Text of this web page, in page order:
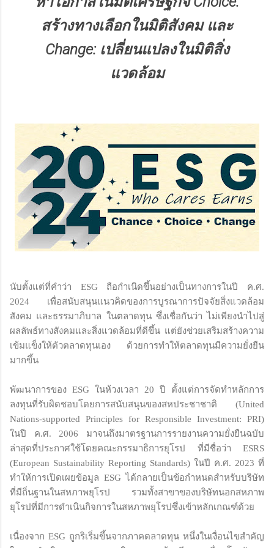
สร้างทางเลือกในมิติสังคม และ
Change: เปลี่ยนแปลงในมิติสิ่ง
แวดล้อม
นับตั้งแต่ที่คำว่า ESG ถือกำเนิดขึ้นอย่างเป็นทางการในปี ค.ศ.
2024 เพื่อสนับสนุนแนวคิดของการบูรณาการปัจจัยสิ่งแวดล้อม
สังคม และธรรมาภิบาล ในตลาดทุน ซึ่งเชื่อกันว่า ไม่เพียงนำไปสู่
ผลลัพธ์ทางสังคมและสิ่งแวดล้อมที่ดีขึ้น แต่ยังช่วยเสริมสร้างความ
เข้มแข็งให้ตัวตลาดทุนเอง ด้วยการทำให้ตลาดทุนมีความยั่งยืน
มากขึ้น
พัฒนาการของ ESG ในห้วงเวลา 20 ปี ตั้งแต่การจัดทำหลักการ
ลงทุนที่รับผิดชอบโดยการสนับสนุนของสหประชาชาติ (United
Nations-supported Principles for Responsible Investment: PRI)
ในปี ค.ศ. 2006 มาจนถึงมาตรฐานการรายงานความยั่งยืนฉบับ
ล่าสุดที่ประกาศใช้โดยคณะกรรมาธิการยุโรป ที่มีชื่อว่า ESRS
(European Sustainability Reporting Standards) ในปี ค.ศ. 2023 ที่
ทำให้การเปิดเผยข้อมูล ESG ได้กลายเป็นข้อกำหนดสำหรับบริษัท
ที่มีถิ่นฐานในสหภาพยุโรป รวมทั้งสาขาของบริษัทนอกสหภาพ
ยุโรปที่มีการดำเนินกิจการในสหภาพยุโรปซึ่งเข้าหลักเกณฑ์ด้วย
เนื่องจาก ESG ถูกริเริ่มขึ้นจากภาคตลาดทุน หนึ่งในเงื่อนไขสำคัญ